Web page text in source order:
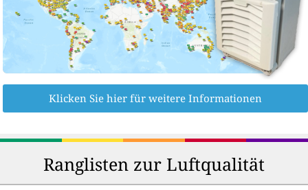
Klicken Sie hier für weitere Informationen
Ranglisten zur Luftqualität